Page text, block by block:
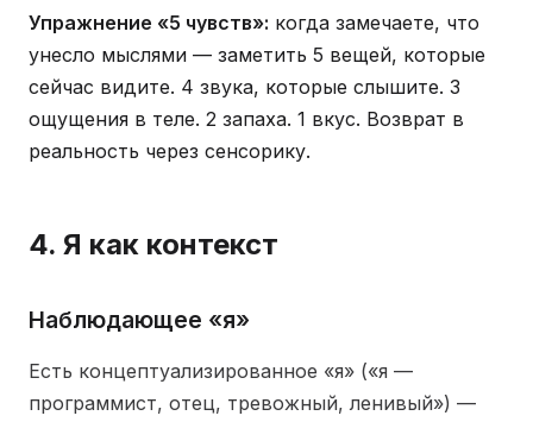
Упражнение «5 чувств»: когда замечаете, что
унесло мыслями — заметить 5 вещей, которые
сейчас видите. 4 звука, которые слышите. 3
ощущения в теле. 2 запаха. 1 вкус. Возврат в
реальность через сенсорику.
4. Я как контекст
Наблюдающее «я»
Есть концептуализированное «я» («я —
программист, отец, тревожный, ленивый») —